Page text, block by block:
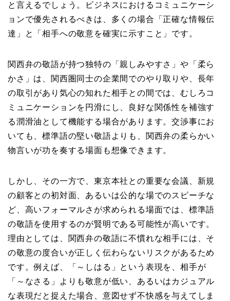
と言えるでしょう。ビジネスにおけるコミュニケーシ
ョンで優先されるべきは、多くの場合「正確な情報伝
達」と「相手への敬意を確実に示すこと」です。
関西弁の敬語が持つ独特の「親しみやすさ」や「柔ら
かさ」は、関西圏同士の企業間でのやり取りや、長年
の取引があり気心の知れた相手との間では、むしろコ
ミュニケーションを円滑にし、良好な関係性を補強す
る潤滑油として機能する場合があります。交渉事にお
いても、標準語の堅い敬語よりも、関西弁の柔らかい
物言いが功を奏する場面も想像できます。
しかし、その一方で、東京本社との重要な会議、新規
の顧客との初対面、あるいは公的な場でのスピーチな
ど、高いフォーマルさが求められる場面では、標準語
の敬語を使用するのが賢明である可能性が高いです。
理由としては、関西弁の敬語に不慣れな相手には、そ
の敬意の度合いが正しく伝わらないリスクがあるため
です。例えば、「～しはる」という表現を、相手が
「～なさる」よりも敬意が低い、あるいはカジュアル
な表現だと捉えた場合、意図せず不快感を与えてしま